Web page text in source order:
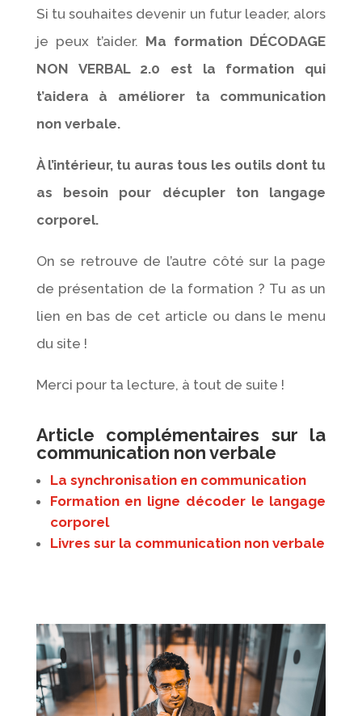
Si tu souhaites devenir un futur leader, alors
je peux t’aider. Ma formation DÉCODAGE
NON VERBAL 2.0 est la formation qui
t’aidera à améliorer ta communication
non verbale.
À l’intérieur, tu auras tous les outils dont tu
as besoin pour décupler ton langage
corporel.
On se retrouve de l’autre côté sur la page
de présentation de la formation ? Tu as un
lien en bas de cet article ou dans le menu
du site !
Merci pour ta lecture, à tout de suite !
Article complémentaires sur la
communication non verbale
La synchronisation en communication
Formation en ligne décoder le langage
corporel
Livres sur la communication non verbale